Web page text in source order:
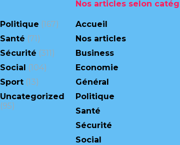
Politique (167)
Santé (71)
Sécurité (311)
Social (104)
Sport(13)
Uncategorized
(95)
Nos articles selon
Accueil
Nos articles
Business
Economie
Général
Politique
Santé
Sécurité
Social